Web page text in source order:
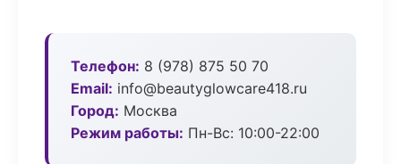
Телефон: 8 (978) 875 50 70
Email: info@beautyglowcare418.ru
Город: Москва
Режим работы: Пн-Вс: 10:00-22:00